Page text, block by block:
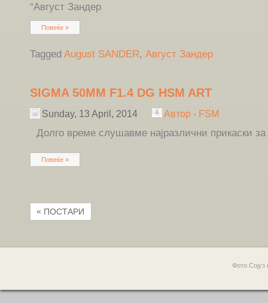
“Август Зандер
Повеќе »
Tagged August SANDER, Август Зандер
SIGMA 50MM F1.4 DG HSM ART
Sunday, 13 April, 2014 Автор - FSM
Долго време слушавме најразлични прикаски за
Повеќе »
« ПОСТАРИ
Фото Сојуз